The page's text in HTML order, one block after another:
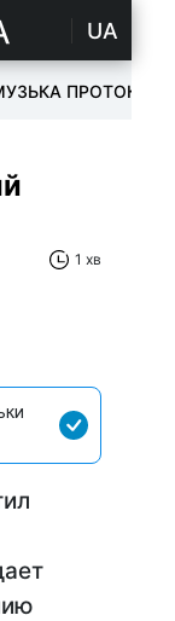
UA
ПРОТОКА
1 хв